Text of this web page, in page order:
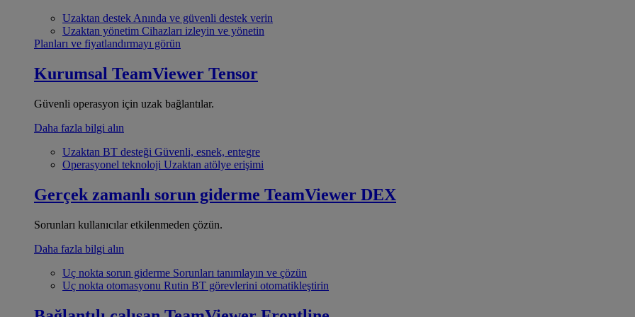
Uzaktan destek Anında ve güvenli destek verin
Uzaktan yönetim Cihazları izleyin ve yönetin
Planları ve fiyatlandırmayı görün
Kurumsal TeamViewer Tensor
Güvenli operasyon için uzak bağlantılar.
Daha fazla bilgi alın
Uzaktan BT desteği Güvenli, esnek, entegre
Operasyonel teknoloji Uzaktan atölye erişimi
Gerçek zamanlı sorun giderme TeamViewer DEX
Sorunları kullanıcılar etkilenmeden çözün.
Daha fazla bilgi alın
Uç nokta sorun giderme Sorunları tanımlayın ve çözün
Uç nokta otomasyonu Rutin BT görevlerini otomatikleştirin